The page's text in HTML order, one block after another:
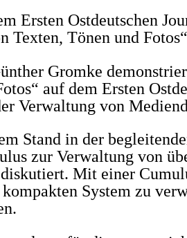
Ersten Ostdeutschen
Tönen und
Gromke
auf dem Ersten
Verwaltung von
Stand in der
zur Verwaltung von
Mit einer
System zu